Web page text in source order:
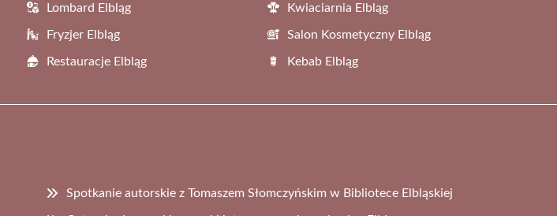
Lombard Elbląg Kwiaciarnia Elbląg
Fryzjer Elbląg Salon Kosmetyczny Elbląg
Restauracje Elbląg Kebab Elbląg
Spotkanie autorskie z Tomaszem Słomczyńskim w Bibliotece Elbląskiej